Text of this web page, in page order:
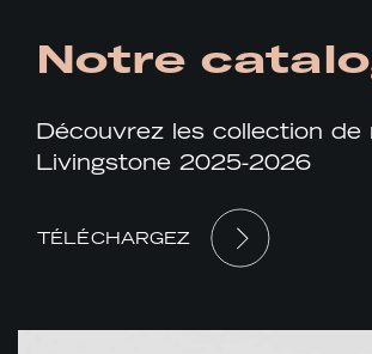
Notre
Découvrez les collection de
Livingstone 2025-2026
TÉLÉCHARGEZ